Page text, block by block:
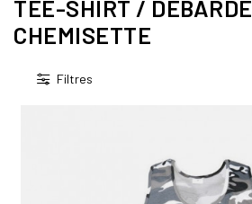
TEE-SHIRT /
CHEMISETTE
Filtres